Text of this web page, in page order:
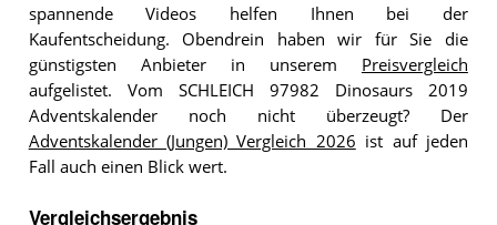
spannende Videos helfen Ihnen bei der
Kaufentscheidung. Obendrein haben wir für Sie die
günstigsten Anbieter in unserem Preisvergleich
aufgelistet. Vom SCHLEICH 97982 Dinosaurs 2019
Adventskalender noch nicht überzeugt? Der
Adventskalender (Jungen) Vergleich 2026 ist auf jeden
Fall auch einen Blick wert.
Vergleichsergebnis